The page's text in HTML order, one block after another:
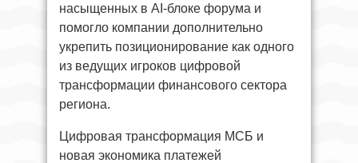
насыщенных в AI-блоке форума и
помогло компании дополнительно
укрепить позиционирование как одного
из ведущих игроков цифровой
трансформации финансового сектора
региона.
Цифровая трансформация МСБ и
новая экономика платежей